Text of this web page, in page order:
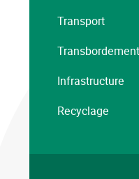
Transport
Transbordement
Infrastructure
Recyclage